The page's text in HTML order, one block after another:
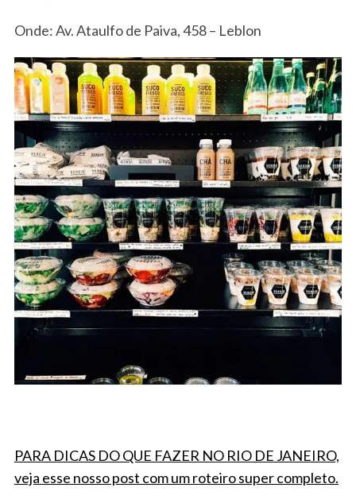
Onde: Av. Ataulfo de Paiva, 458 – Leblon
PARA DICAS DO QUE FAZER NO RIO DE JANEIRO,
veja esse nosso post com um roteiro super completo.